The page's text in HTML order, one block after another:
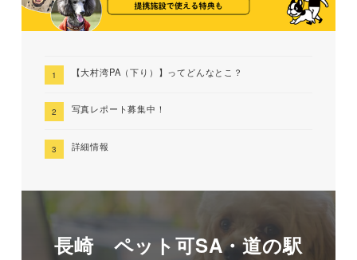
【大村湾PA（下り）】ってどんなとこ？
写真レポート募集中！
詳細情報
長崎 ペット可SA・道の駅